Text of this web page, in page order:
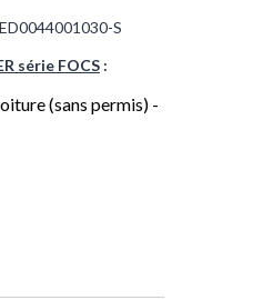
S
série FOCS :
(sans permis) -